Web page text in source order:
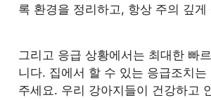
록 환경을 정리하고, 항상 주의 깊
그리고 응급 상황에서는 최대한 빠
니다. 집에서 할 수 있는 응급조치
주세요. 우리 강아지들이 건강하고